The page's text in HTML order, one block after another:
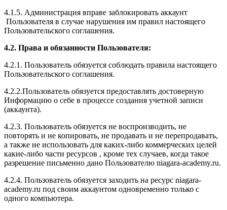
4.1.5. Администрация вправе заблокировать аккаунт
Пользователя в случае нарушения им правил настоящего
Пользовательского соглашения.
4.2. Права и обязанности Пользователя:
4.2.1. Пользователь обязуется соблюдать правила настоящего
Пользовательского соглашения.
4.2.2.Пользователь обязуется предоставлять достоверную
Информацию о себе в процессе создания учетной записи
(аккаунта).
4.2.3. Пользователь обязуется не воспроизводить, не
повторять и не копировать, не продавать и не перепродавать,
а также не использовать для каких-либо коммерческих целей
какие-либо части ресурсов , кроме тех случаев, когда такое
разрешение письменно дано Пользователю niagara-academy.ru.
4.2.4. Пользователь обязуется заходить на ресурс niagara-
academy.ru под своим аккаунтом одновременно только с
одного компьютера.